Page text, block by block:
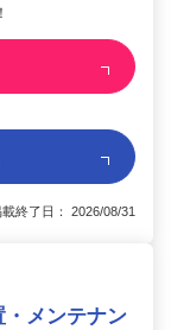
終了日： 2026/08/31
メンテナン